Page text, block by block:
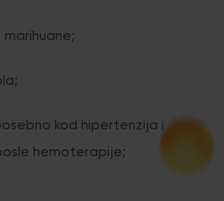
marihuane;
kod hipertenzija i
hemoterapije;